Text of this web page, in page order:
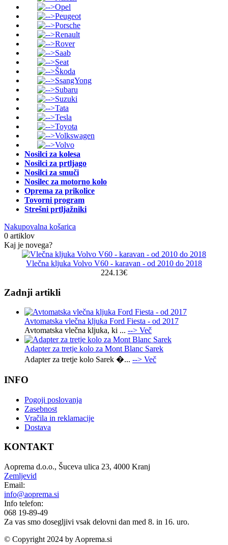
Opel
Peugeot
Porsche
Renault
Rover
Saab
Seat
Škoda
SsangYong
Subaru
Suzuki
Tata
Tesla
Toyota
Volkswagen
Volvo
Nosilci za kolesa
Nosilci za prtljago
Nosilci za smuči
Nosilec za motorno kolo
Oprema za prikolice
Tovorni program
Strešni prtljažniki
Nakupovalna košarica
0 artiklov
Kaj je novega?
Vlečna kljuka Volvo V60 - karavan - od 2010 do 2018
224.13€
Zadnji artikli
Avtomatska vlečna kljuka Ford Fiesta - od 2017
Avtomatska vlečna kljuka, ki ... --> Več
Adapter za tretje kolo za Mont Blanc Sarek
Adapter za tretje kolo Sarek �... --> Več
INFO
Pogoji poslovanja
Zasebnost
Vračila in reklamacije
Dostava
KONTAKT
Aoprema d.o.o., Šuceva ulica 23, 4000 Kranj
Zemljevid
Email:
info@aoprema.si
Info telefon:
068 19-89-49
Za vas smo dosegljivi vsak delovni dan med 8. in 16. uro.
© Copyright 2024 by Aoprema.si